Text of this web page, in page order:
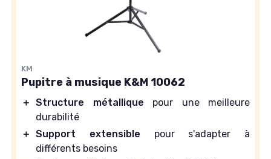
KM
Pupitre à musique K&M 10062
＋ Structure métallique pour une meilleure
durabilité
＋ Support extensible pour s'adapter à
différents besoins